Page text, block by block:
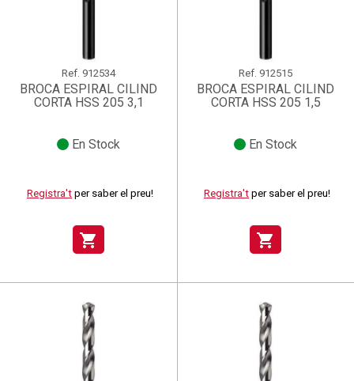
Ref. 912534
BROCA ESPIRAL CILIND
CORTA HSS 205 3,1
En Stock
Registra't per saber el preu!
shopping_cart
Ref. 912515
BROCA ESPIRAL CILIND
CORTA HSS 205 1,5
En Stock
Registra't per saber el preu!
shopping_cart